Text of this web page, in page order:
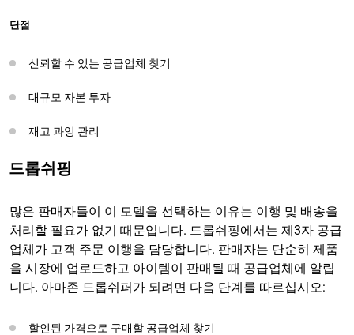
단점
신뢰할 수 있는 공급업체 찾기
대규모 자본 투자
재고 과잉 관리
드롭쉬핑
많은 판매자들이 이 모델을 선택하는 이유는 이행 및 배송을
처리할 필요가 없기 때문입니다. 드롭쉬핑에서는 제3자 공급
업체가 고객 주문 이행을 담당합니다. 판매자는 단순히 제품
을 시장에 업로드하고 아이템이 판매될 때 공급업체에 알립
니다. 아마존 드롭쉬퍼가 되려면 다음 단계를 따르십시오:
할인된 가격으로 구매할 공급업체 찾기